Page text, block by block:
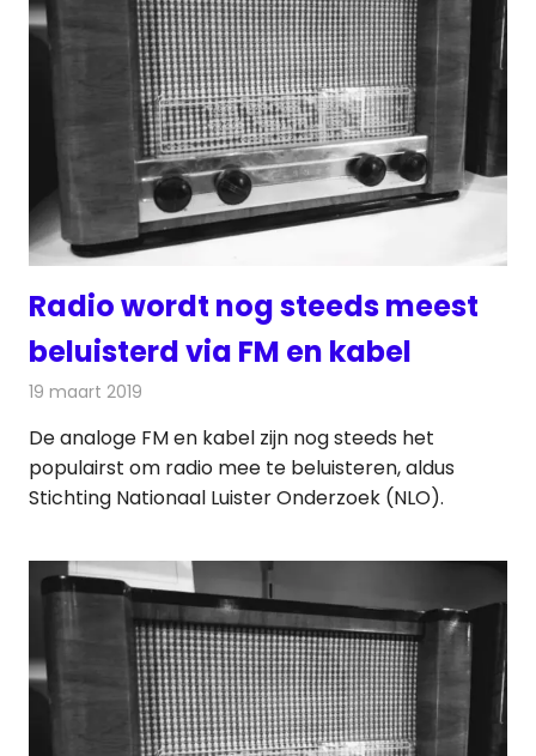
Radio wordt nog steeds meest
beluisterd via FM en kabel
19 maart 2019
De analoge FM en kabel zijn nog steeds het
populairst om radio mee te beluisteren, aldus
Stichting Nationaal Luister Onderzoek (NLO).